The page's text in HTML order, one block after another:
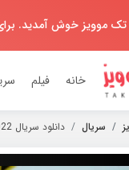
تک موویز خوش آمدید.
خانه فیلم
سریال دانلود سریال 2022 The Killer s Shopping List